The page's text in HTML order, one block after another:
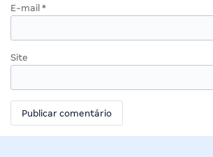
E-mail *
Site